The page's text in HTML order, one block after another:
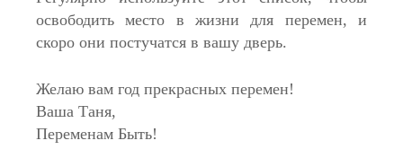
освободить место в жизни для перемен, и
скоро они постучатся в вашу дверь.
Желаю вам год прекрасных перемен!
Ваша Таня,
Переменам Быть!